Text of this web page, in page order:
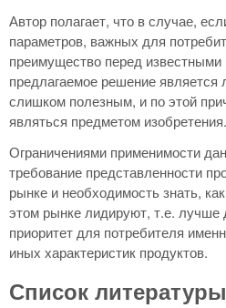
Автор полагает, что в случае,
параметров, важных для
преимущество перед
предлагаемое решение
слишком полезным, и по этой
являться предметом изобретения.
Ограничениями применимости
требование представленности
рынке и необходимость знать,
этом рынке лидируют, т.е. лучше
приоритет для потребителя
иных характеристик продуктов.
Список литературы